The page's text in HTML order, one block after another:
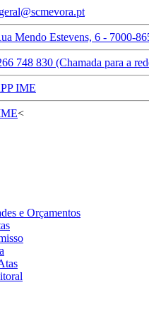
geral@scmevora.pt
Mendo Estevens, 6 - 7000-
748 830 (Chamada para a
IME
<
e Orçamentos